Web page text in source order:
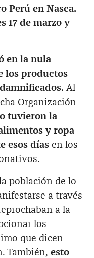
Perú en Nasca.
17 de marzo y
en la nula
los productos
Al
Organización
tuvieron la
y ropa
esos días en los
población de lo
a través
a la
los
que dicen
También, esto